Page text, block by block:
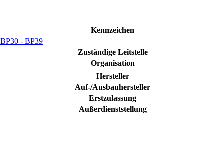
Kennzeichen
BP30 - BP39
Zuständige Leitstelle
Organisation
Hersteller
Auf-/Ausbauhersteller
Erstzulassung
Außerdienststellung